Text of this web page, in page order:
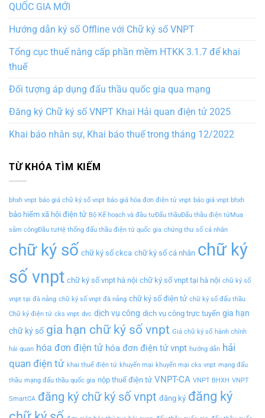
QUỐC GIA MỚI
Hướng dẫn ký số Offline với Chữ ký số VNPT
Tổng cục thuế nâng cấp phần mềm HTKK 3.1.7 để khai
thuế
Đối tượng áp dụng đấu thầu quốc gia qua mạng
Đăng ký Chữ ký số VNPT Khai Hải quan điện tử 2025
Khai báo nhân sự, Khai báo thuế trong tháng 12/2022
TỪ KHÓA TÌM KIẾM
bhxh vnpt báo giá chữ ký số vnpt báo giá hóa đơn điện tử vnpt báo giá vnpt bhxh
bảo hiểm xã hội điện tử Bộ Kế hoạch và đầu tưĐấu thầuĐấu thầu điện tửMua
sắm côngĐầu tưHệ thống đấu thầu điện tử quốc gia chứng thư số cá nhân
chữ ký số chữ ký số ckca chữ ký số cá nhân chữ ký
số vnpt chữ ký số vnpt hà nội chữ ký số vnpt tại hà nội chữ ký số
vnpt tại đà nẵng chữ ký số vnpt đà nẵng chữ ký số điện tử chữ ký số đấu thầu
Chữ ký điện tử cks vnpt dvc dịch vụ công dịch vụ công trực tuyến gia hạn
chữ ký số gia hạn chữ ký số vnpt Giá chữ ký số hành chính
hải quan hóa đơn điện tử hóa đơn điện tử vnpt hướng dẫn hải
quan điện tử khai thuế điện tử khuyến mại khuyến mại cks vnpt mạng đấu
thầu mạng đấu thầu quốc gia nộp thuế điện tử VNPT-CA VNPT BHXH VNPT
SmartCA đăng ký chữ ký số vnpt đăng ký đăng ký